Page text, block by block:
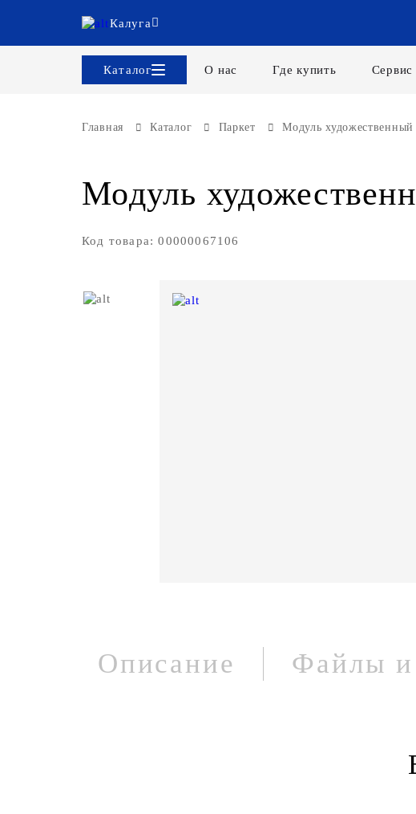
Калуга
Каталог О нас Где купить Сервис
Главная Каталог Паркет Модуль
Модуль
Код товара: 00000067106
Описание Файлы и